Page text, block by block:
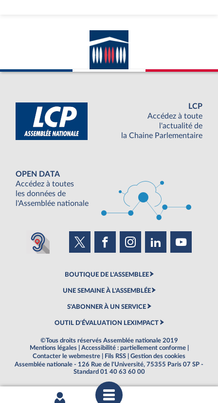
LCP
Accédez à toute
l'actualité de
la Chaine Parlementaire
OPEN DATA
Accédez à toutes
les données de
l'Assemblée nationale
BOUTIQUE DE L'ASSEMBLEE
UNE SEMAINE À L'ASSEMBLÉE
S'ABONNER À UN SERVICE
OUTIL D'ÉVALUATION LEXIMPACT
©Tous droits réservés Assemblée nationale 2019
Mentions légales
Accessibilité : partiellement conforme
Contacter le webmestre
Fils RSS
Gestion des cookies
Assemblée nationale - 126 Rue de l'Université, 75355 Paris 07 SP -
Standard 01 40 63 60 00